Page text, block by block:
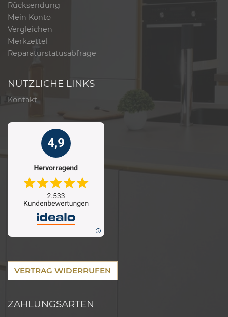
Rücksendung
Mein Konto
Vergleichen
Merkzettel
Reparaturstatusabfrage
NÜTZLICHE LINKS
Kontakt
VERTRAG WIDERRUFEN
ZAHLUNGSARTEN